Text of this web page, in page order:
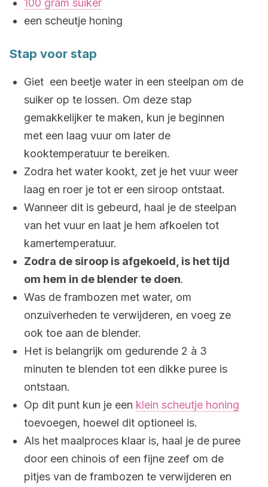
100 gram suiker
een scheutje honing
Stap voor stap
Giet een beetje water in een steelpan om de
suiker op te lossen. Om deze stap
gemakkelijker te maken, kun je beginnen
met een laag vuur om later de
kooktemperatuur te bereiken.
Zodra het water kookt, zet je het vuur weer
laag en roer je tot er een siroop ontstaat.
Wanneer dit is gebeurd, haal je de steelpan
van het vuur en laat je hem afkoelen tot
kamertemperatuur.
Zodra de siroop is afgekoeld, is het tijd
om hem in de blender te doen.
Was de frambozen met water, om
onzuiverheden te verwijderen, en voeg ze
ook toe aan de blender.
Het is belangrijk om gedurende 2 à 3
minuten te blenden tot een dikke puree is
ontstaan.
Op dit punt kun je een klein scheutje honing
toevoegen, hoewel dit optioneel is.
Als het maalproces klaar is, haal je de puree
door een chinois of een fijne zeef om de
pitjes van de frambozen te verwijderen en